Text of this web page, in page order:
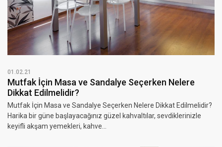
01.02.21
Mutfak İçin Masa ve Sandalye Seçerken Nelere
Dikkat Edilmelidir?
Mutfak İçin Masa ve Sandalye Seçerken Nelere Dikkat Edilmelidir?
Harika bir güne başlayacağınız güzel kahvaltılar, sevdiklerinizle
keyifli akşam yemekleri, kahve...